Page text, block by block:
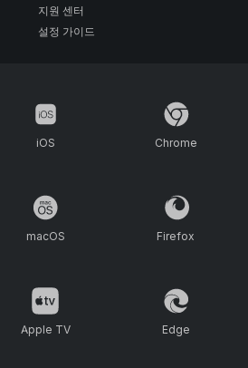
지원 센터
설정 가이드
iOS Chrome
macOS Firefox
Apple TV Edge